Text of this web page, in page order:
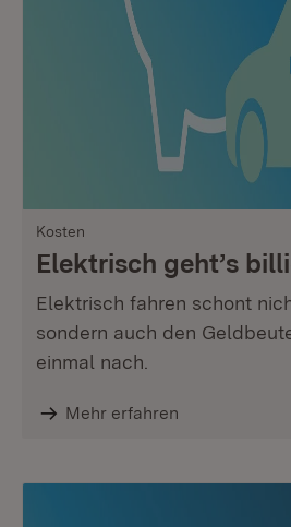
Kosten
Elektrisch geht’s
Elektrisch fahren schont
sondern auch den
einmal nach.
Mehr erfahren